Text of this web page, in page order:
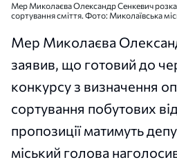
Мер Миколаєва Олександр Сенкевич
сортування сміття. Фото: Миколаївська
Мер Миколаєва
заявив, що готовий до
конкурсу з визначення
сортування побутових
пропозиції матимуть
міський голова